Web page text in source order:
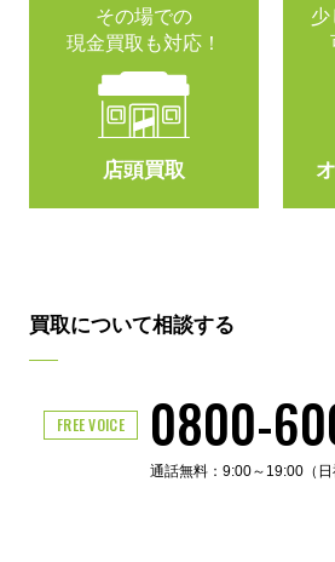
その場での
現金買取も対応！
店頭買取
少
買取について相談する
FREE VOICE 0800-
通話無料：9:00～19:00（日